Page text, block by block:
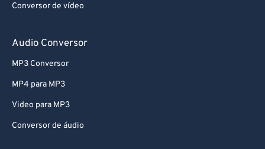
Conversor de vídeo
Audio Conversor
MP3 Conversor
MP4 para MP3
Video para MP3
Conversor de áudio